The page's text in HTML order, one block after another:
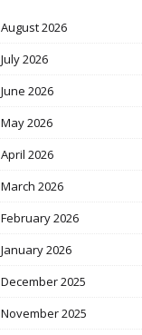
August 2026
July 2026
June 2026
May 2026
April 2026
March 2026
February 2026
January 2026
December 2025
November 2025